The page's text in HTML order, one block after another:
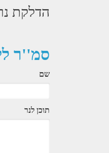
הדלקת
סמ''ר
שם
תוכן לנר